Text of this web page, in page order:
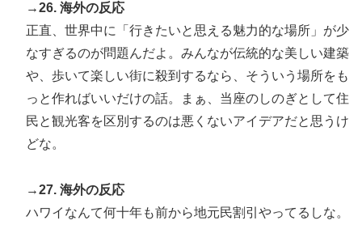
→26. 海外の反応
正直、世界中に「行きたいと思える魅力的な場所」が少
なすぎるのが問題んだよ。みんなが伝統的な美しい建築
や、歩いて楽しい街に殺到するなら、そういう場所をも
っと作ればいいだけの話。まぁ、当座のしのぎとして住
民と観光客を区別するのは悪くないアイデアだと思うけ
どな。
→27. 海外の反応
ハワイなんて何十年も前から地元民割引やってるしな。